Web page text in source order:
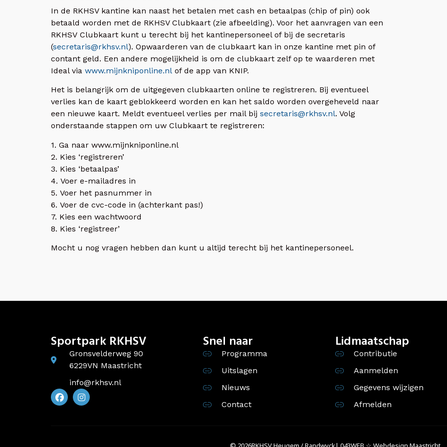
In de RKHSV kantine kan naast het betalen met cash en betaalpas (chip of pin) ook
betaald worden met de RKHSV Clubkaart (zie afbeelding). Voor het aanvragen van een
RKHSV Clubkaart kunt u terecht bij het kantinepersoneel of bij de secretaris
(secretaris@rkhsv.nl). Opwaarderen van de clubkaart kan in onze kantine met pin of
contant geld. Een andere mogelijkheid is om de clubkaart zelf op te waarderen met
Ideal via www.mijnkniponline.nl of de app van KNIP.
Het is belangrijk om de uitgegeven clubkaarten online te registreren. Bij eventueel
verlies kan de kaart geblokkeerd worden en kan het saldo worden overgeheveld naar
een nieuwe kaart. Meldt eventueel verlies per mail bij secretaris@rkhsv.nl. Volg
onderstaande stappen om uw Clubkaart te registreren:
1. Ga naar www.mijnkniponline.nl
2. Kies ‘registreren’
3. Kies ‘betaalpas’
4. Voer e-mailadres in
5. Voer het pasnummer in
6. Voer de cvc-code in (achterkant pas!)
7. Kies een wachtwoord
8. Kies ‘registreer’
Mocht u nog vragen hebben dan kunt u altijd terecht bij het kantinepersoneel.
Sportpark RKHSV
Gronsvelderweg 90
6229VN Maastricht
info@rkhsv.nl
Snel naar
Programma
Uitslagen
Nieuws
Contact
Lidmaatschap
Contributie
Aanmelden
Gegevens wijzigen
Afmelden